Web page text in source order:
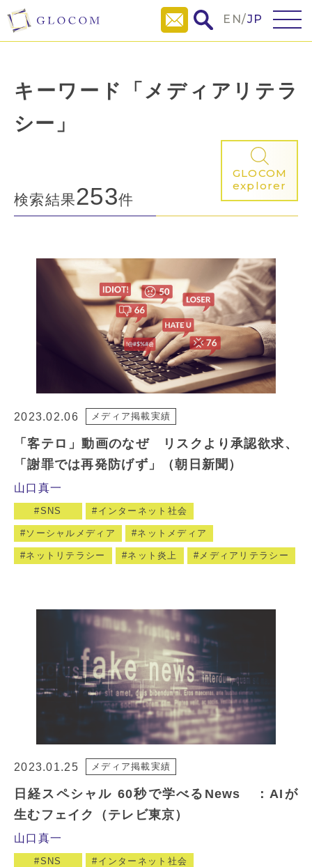
EN/JP
キーワード「メディアリテラ
シー」
GLOCOM
explorer
検索結果253件
2023.02.06 メディア掲載実績
「客テロ」動画のなぜ リスクより承認欲求、
「謝罪では再発防げず」（朝日新聞）
山口真一
SNS インターネット社会
ソーシャルメディア ネットメディア
ネットリテラシー ネット炎上 メディアリテラシー
2023.01.25 メディア掲載実績
日経スペシャル 60秒で学べるNews ：AIが
生むフェイク（テレビ東京）
山口真一
SNS インターネット社会